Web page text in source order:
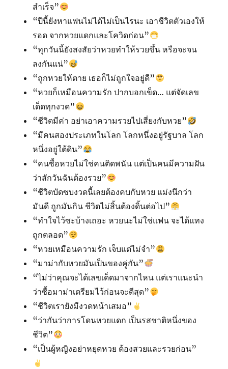
สําเร็จ”
“ปีนี้ยังหาแฟนไม่ได้ไม่เป็นไรนะ เอาชีวิตตัวเองให้
รอด จาก​หวยแดก​และ​โควิด​ก่อน”
“ทุกวันนี้ยังสงสัยว่าหวยทำให้รวยขึ้น หรือจะจน
ลงกันแน่”
“ถูกหวยให้ตาย เธอก็ไม่ถูกใจอยู่ดี”
“หวยก็เหมือนความรัก ปากบอกเข็ด… แต่จัดเลข
เด็ดทุกงวด”
“ชีวิตมีค่า อย่าเอาความรวยไปเสี่ยงกับหวย”
“มีคนสองประเภทในโลก โลกหนึ่งอยู่รัฐบาล โลก
หนึ่งอยู่ใต้ดิน”
“คนซื้อหวยไม่ใช่คนติดพนัน แต่เป็นคนมีความฝัน
ว่าสักวันฉันต้องรวย”
“ชีวิตบัดซบงวดนี้เลยต้องคบกับหวย แม่งนึกว่า
มันดี ถูกมันกิน ชีวิตไม่สิ้นต้องดิ้นต่อไป”
“ทำใจไว้ซะบ้างเถอะ หวยนะไม่ใช่แฟน จะได้แทง
ถูกตลอด”
“หวยเหมือนความรัก เจ็บแต่ไม่จำ”
“มาม่ากับหวยมันเป็นของคู่กัน”
“ไม่ว่าคุณจะได้เลขเด็ดมาจากไหน แต่เราแนะนำ
ว่าซื้อมาม่าเตรียมไว้ก่อนจะดีสุด”
“ชีวิตเรายังมีงวดหน้าเสมอ”
“ว่ากันว่าการโดนหวยแดก เป็นรสชาติหนึ่งของ
ชีวิต”
“เป็นผู้หญิงอย่าหยุดหวย ต้องสวยและรวยก่อน”